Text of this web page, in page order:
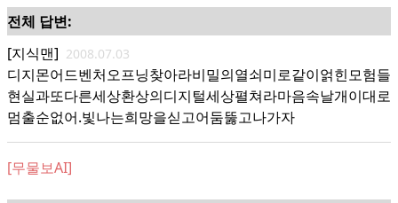
전체 답변:
[지식맨] 2008.07.03
디지몬어드벤처오프닝찾아라비밀의열쇠미로같이얽힌모험들
현실과또다른세상환상의디지털세상펼쳐라마음속날개이대로
멈출순없어.빛나는희망을싣고어둠뚫고나가자
[무물보AI]